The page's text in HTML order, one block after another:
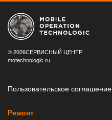
© 2026СЕРВИСНЫЙ ЦЕНТР
motechnologic.ru
Пользовательское соглашение
Ремонт